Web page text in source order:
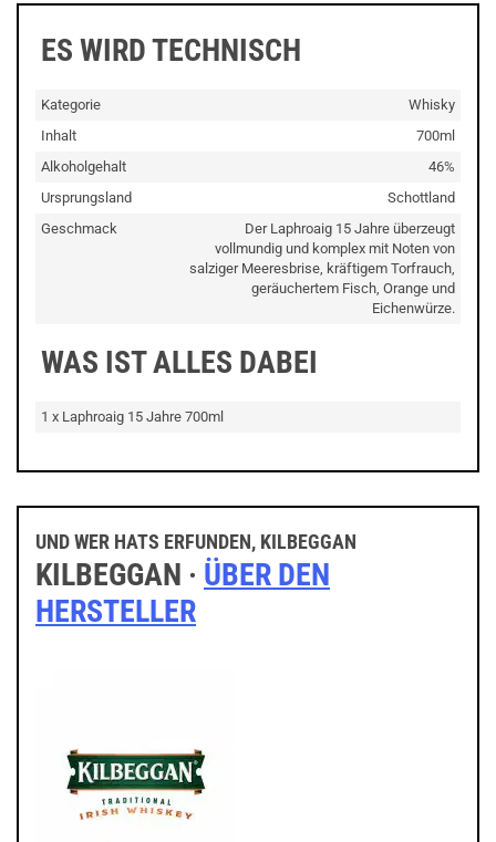
ES WIRD TECHNISCH
Kategorie
Whisky
Inhalt
700ml
Alkoholgehalt
46%
Ursprungsland
Schottland
Geschmack
Der Laphroaig 15 Jahre überzeugt
vollmundig und komplex mit Noten von
salziger Meeresbrise, kräftigem Torfrauch,
geräuchertem Fisch, Orange und
Eichenwürze.
WAS IST ALLES DABEI
1 x Laphroaig 15 Jahre 700ml
UND WER HATS ERFUNDEN, KILBEGGAN
KILBEGGAN · ÜBER DEN
HERSTELLER